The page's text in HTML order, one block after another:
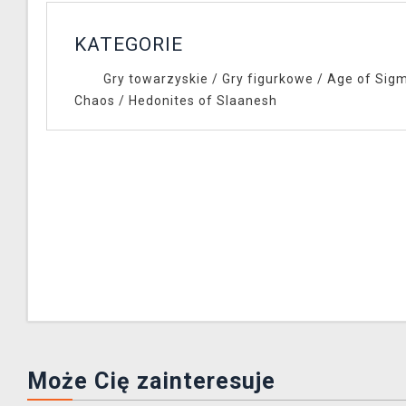
KATEGORIE
Gry towarzyskie / Gry figurkowe / Age of
Chaos / Hedonites of Slaanesh
Może Cię zainteresuje